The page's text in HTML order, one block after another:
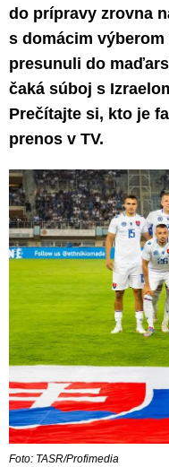
do prípravy zrovna
s domácim výberom
presunuli do
čaká súboj s
Prečítajte si, kto je
prenos v TV.
Foto: TASR/Profimedia